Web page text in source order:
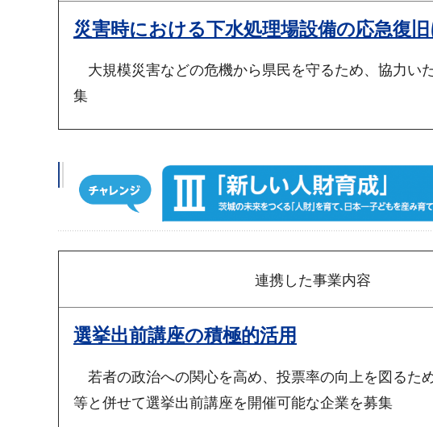
災害時における下水処理場設備の応急復
大規模災害などの危機から県民を守るため、協力い
集
連携した事業内容
選挙出前講座の積極的活用
若者の政治への関心を高め、投票率の向上を図るた
等と併せて選挙出前講座を開催可能な企業を募集